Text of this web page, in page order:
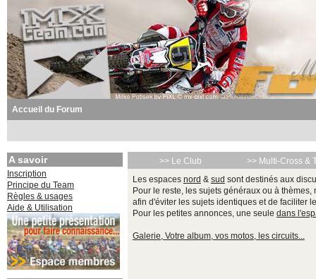
Accueil du Forum
A savoir
Inscription
Principe du Team
Règles & usages
Aide & Utilisation
>> Le Club
>> Multi-Cross &
Les espaces nord & sud sont destinés aux
Pour le reste, les sujets généraux ou à
afin d'éviter les sujets identiques et de faciliter
Pour les petites annonces, une seule dans
Galerie, Votre album, vos motos, les circuits...